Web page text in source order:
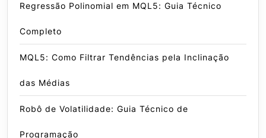
Regressão Polinomial em MQL5: Guia Técnico
Completo
MQL5: Como Filtrar Tendências pela Inclinação
das Médias
Robô de Volatilidade: Guia Técnico de
Programação